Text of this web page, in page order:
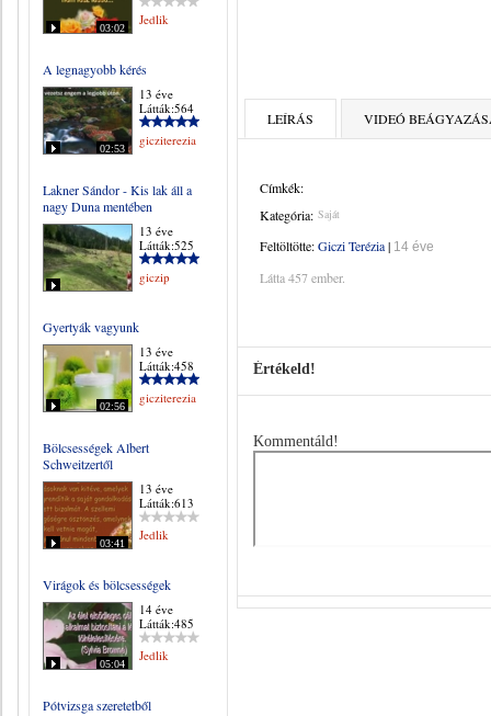
03:02
Jedlik
A legnagyobb kérés
02:53
13 éve
Látták:564
gicziterezia
Lakner Sándor - Kis lak áll a
nagy Duna mentében
13 éve
Látták:525
giczip
Gyertyák vagyunk
02:56
13 éve
Látták:458
gicziterezia
Bölcsességek Albert
Schweitzertől
03:41
13 éve
Látták:613
Jedlik
Virágok és bölcsességek
05:04
14 éve
Látták:485
Jedlik
Pótvizsga szeretetből
LEÍRÁS VIDEÓ
Címkék:
Kategória: Saját
Feltöltötte:Giczi Terézia| 14 éve
Látta 457 ember.
Értékeld!
Kommentáld!